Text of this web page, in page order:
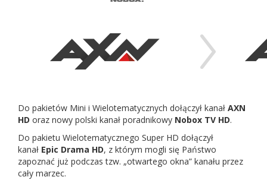
Do pakietów Mini i Wielotematycznych dołączył kanał AXN
HD oraz nowy polski kanał poradnikowy Nobox TV HD.
Do pakietu Wielotematycznego Super HD dołączył
kanał Epic Drama HD, z którym mogli się Państwo
zapoznać już podczas tzw. „otwartego okna” kanału przez
cały marzec.